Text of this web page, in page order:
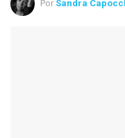
Por Sandra